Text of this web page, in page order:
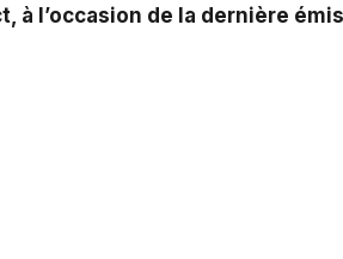
à l’occasion de la dernière